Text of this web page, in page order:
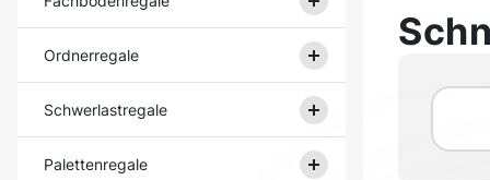
Ordnerregale
Schwerlastregale
Palettenregale